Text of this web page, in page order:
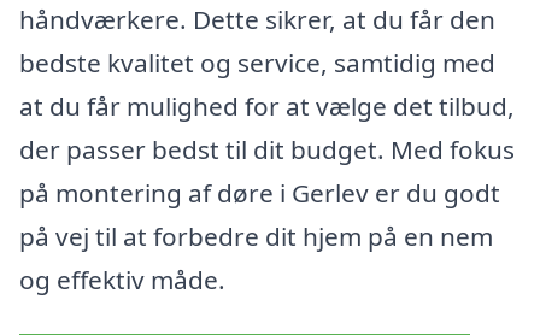
håndværkere. Dette sikrer, at du får den
bedste kvalitet og service, samtidig med
at du får mulighed for at vælge det tilbud,
der passer bedst til dit budget. Med fokus
på montering af døre i Gerlev er du godt
på vej til at forbedre dit hjem på en nem
og effektiv måde.